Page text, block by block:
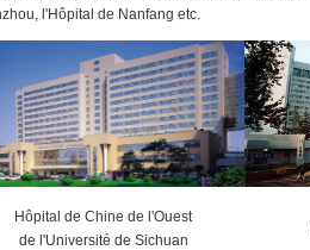
l'Hôpital de Nanfang etc.
Hôpital de Chine de l'Ouest
de l'Université de Sichuan